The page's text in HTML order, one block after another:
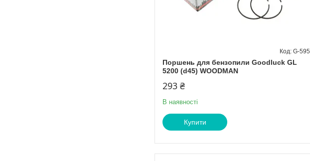
Поршень для бензопили Goodluck GL
5200 (d45) WOODMAN
G-595
293 ₴
В наявності
Купити